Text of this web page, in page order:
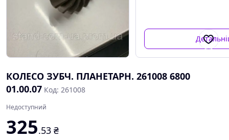
КОЛЕСО ЗУБЧ. ПЛАНЕТАРН. 261008 6800
01.00.07 Код: 261008
Недоступний
325.53 ₴